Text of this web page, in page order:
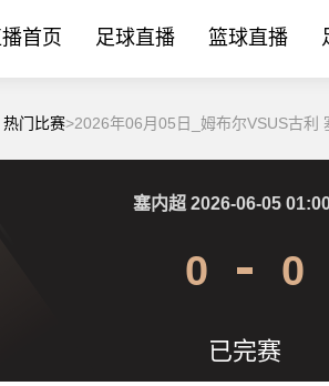
首页 足球直播 篮球直播
热门比赛>2026年06月05日_姆布尔VSUS古利
塞内超 2026-06-05
0 0
已完赛